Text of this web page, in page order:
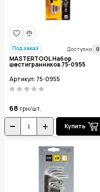
Под заказ Доступно: 0
MASTERTOOL Набор
шестигранников 75-0955
Артикул: 75-0955
68 грн/шт.
Купить